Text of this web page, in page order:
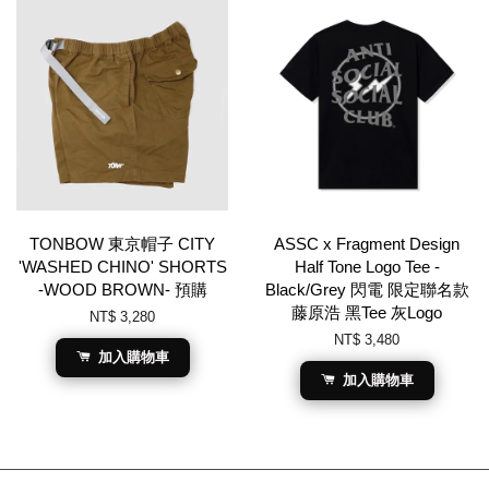
TONBOW 東京帽子 CITY
'WASHED CHINO' SHORTS
-WOOD BROWN- 預購
NT$ 3,280
加入購物車
ASSC x Fragment Design
Half Tone Logo Tee -
Black/Grey 閃電 限定聯名款
藤原浩 黑Tee 灰Logo
NT$ 3,480
加入購物車